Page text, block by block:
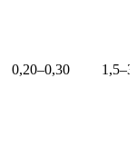
0,20–0,30